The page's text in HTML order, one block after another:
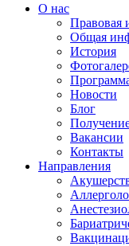
О нас
Правовая
Общая
История
Новости
Блог
Вакансии
Контакты
Направления